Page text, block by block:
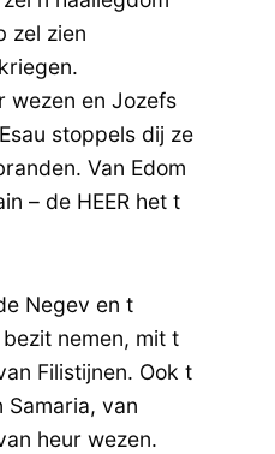
zel zien
wezen en Jozefs
stoppels dij ze
Van Edom
– de HEER het t
Negev en t
nemen, mit t
Filistijnen. Ook t
Samaria, van
heur wezen.